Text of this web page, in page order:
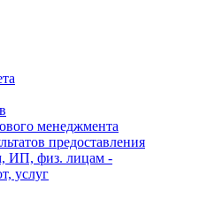
менеджмента
предоставления
ИП, физ. лицам -
услуг